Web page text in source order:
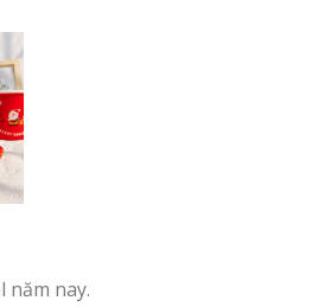
năm nay.